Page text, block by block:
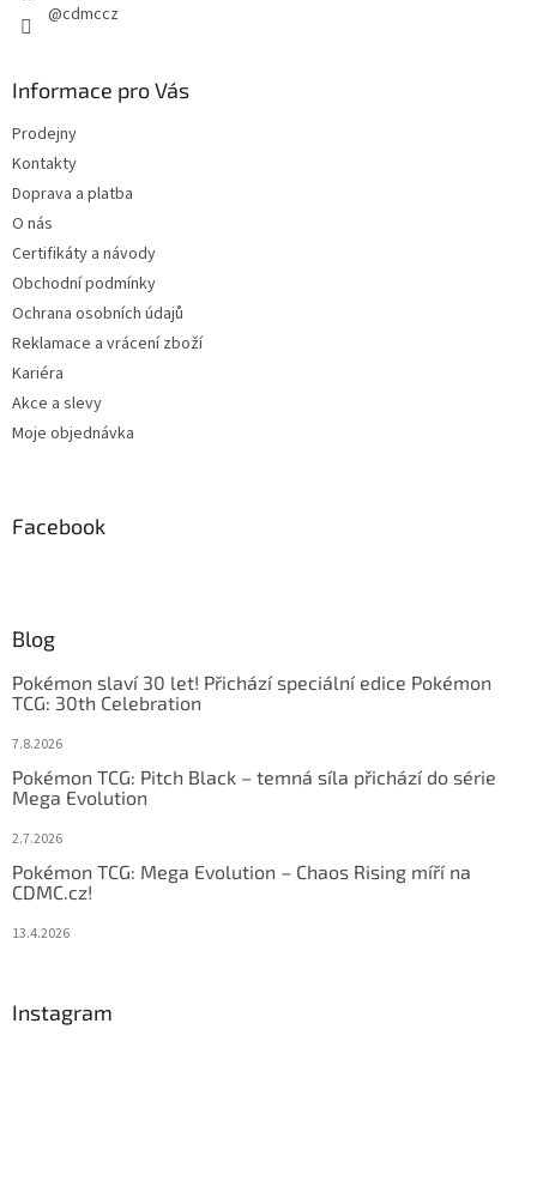
@cdmccz
Informace pro Vás
Prodejny
Kontakty
Doprava a platba
O nás
Certifikáty a návody
Obchodní podmínky
Ochrana osobních údajů
Reklamace a vrácení zboží
Kariéra
Akce a slevy
Moje objednávka
Facebook
Blog
Pokémon slaví 30 let! Přichází speciální edice Pokémon
TCG: 30th Celebration
7.8.2026
Pokémon TCG: Pitch Black – temná síla přichází do série
Mega Evolution
2.7.2026
Pokémon TCG: Mega Evolution – Chaos Rising míří na
CDMC.cz!
13.4.2026
Instagram